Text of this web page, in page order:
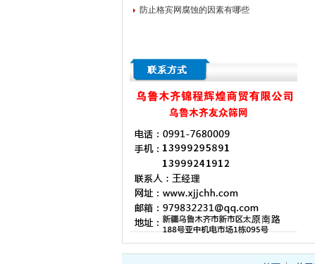
防止格宾网腐蚀的因素有哪些